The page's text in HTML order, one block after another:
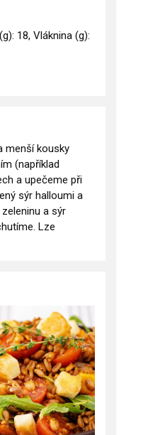
18, Vláknina (g):
menší kousky
(například
a upečeme při
sýr halloumi a
a sýr
Lze